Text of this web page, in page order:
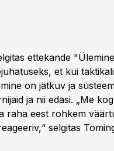
ettekande
et kui
on jätkuv ja
ja nii edasi. „Me
raha eest rohkem
selgitas